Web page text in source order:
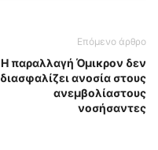
Επόμενο άρθρο
Η παραλλαγή Όμικρον δεν
διασφαλίζει ανοσία στους
ανεμβολίαστους
νοσήσαντες